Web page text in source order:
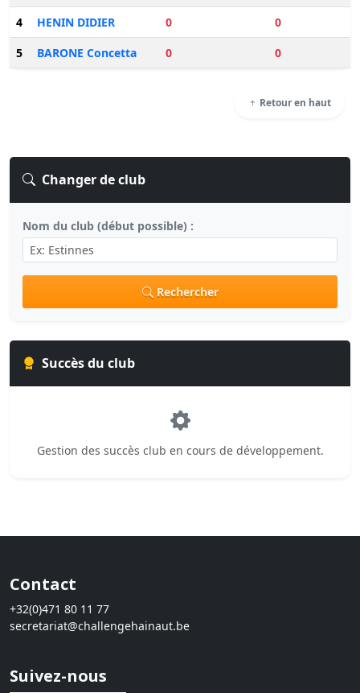
4
HENIN DIDIER 0
0
5
BARONE Concetta 0 0
Retour en haut
Changer de club
Nom du club (début possible) :
Rechercher
Succès du club
Gestion des succès club en cours de développement.
Contact
+32(0)471 80 11 77
secretariat@challengehainaut.be
Suivez-nous